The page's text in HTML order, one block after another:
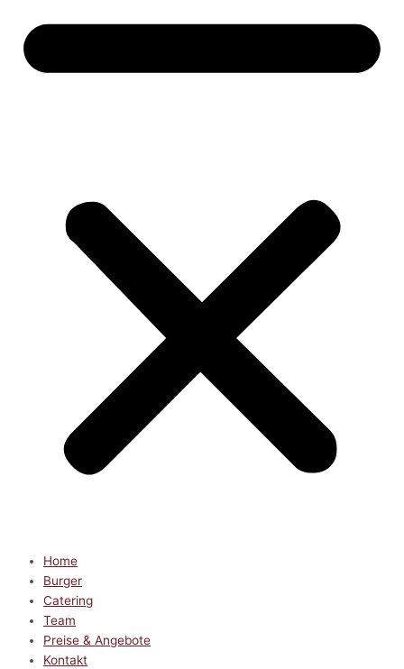
Home
Burger
Catering
Team
Preise & Angebote
Kontakt